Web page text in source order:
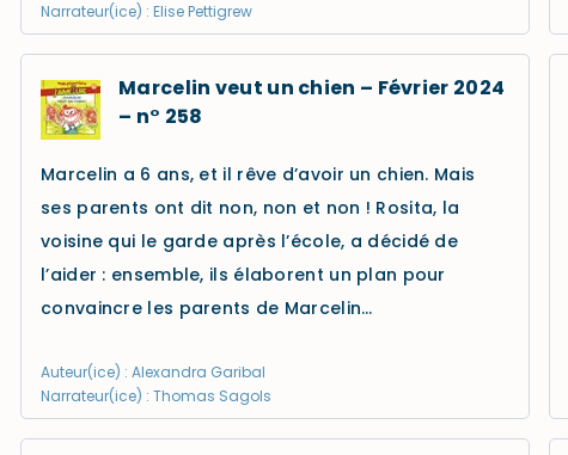
Narrateur(ice) : Elise Pettigrew
Marcelin veut un chien – Février 2024
– n° 258
Marcelin a 6 ans, et il rêve d’avoir un chien. Mais
ses parents ont dit non, non et non ! Rosita, la
voisine qui le garde après l’école, a décidé de
l’aider : ensemble, ils élaborent un plan pour
convaincre les parents de Marcelin…
Auteur(ice) : Alexandra Garibal
Narrateur(ice) : Thomas Sagols